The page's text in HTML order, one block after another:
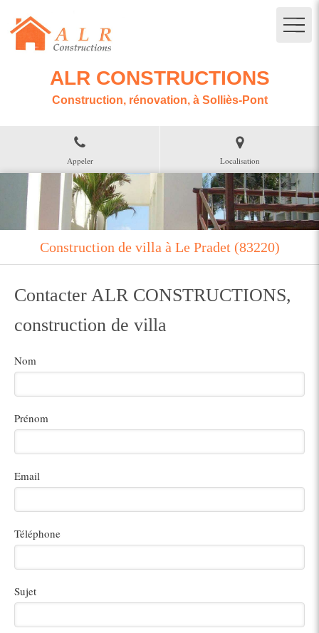
ALR CONSTRUCTIONS
Construction, rénovation, à Solliès-Pont
Appeler Localisation
Construction de villa à Le Pradet (83220)
Contacter ALR CONSTRUCTIONS,
construction de villa
Nom
Prénom
Email
Téléphone
Sujet